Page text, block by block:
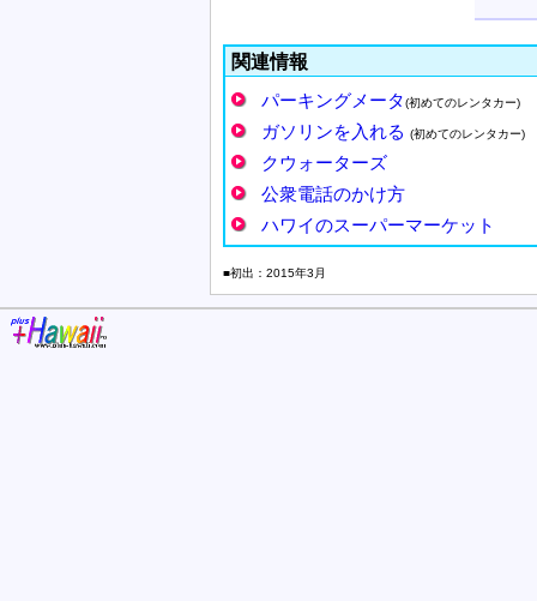
関連情報
パーキングメータ(初めてのレンタカー)
ガソリンを入れる(初めてのレンタカー)
クウォーターズ
公衆電話のかけ方
ハワイのスーパーマーケット
■初出：2015年3月